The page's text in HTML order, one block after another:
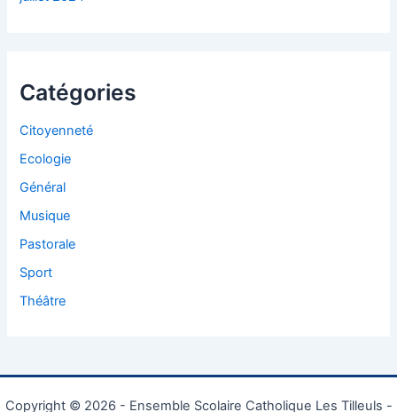
Catégories
Citoyenneté
Ecologie
Général
Musique
Pastorale
Sport
Théâtre
Copyright © 2026 - Ensemble Scolaire Catholique Les Tilleuls -